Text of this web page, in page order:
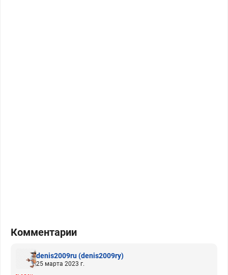
Комментарии
denis2009ru(denis2009ry)
25 марта 2023 г.